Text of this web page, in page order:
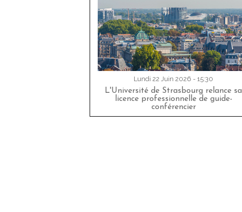
Lundi 22 Juin 2026 - 15:30
L'Université de Strasbourg relance sa
licence professionnelle de guide-
conférencier